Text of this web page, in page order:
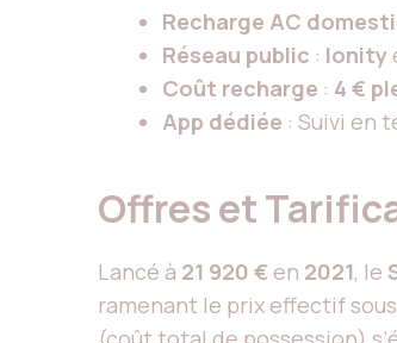
Recharge AC
Réseau public : Ionity
Coût recharge : 4 €
App dédiée : Suivi en
Offres et
Lancé à 21 920 € en 2021, le
ramenant le prix effectif sous